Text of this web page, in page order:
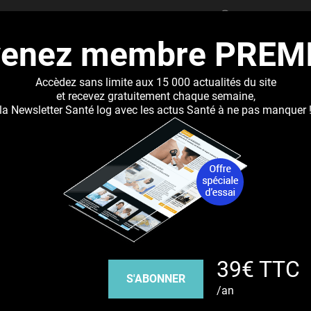
Jump to navigation
RECHERCHER
qui libère des nanoparticules d'argent
Youbute
membre
Accèdez sans limite aux 15 000 actualités du site
et recevez gratuitement chaque semaine,
la Newsletter Santé log avec les actus Santé à ne pas manquer !
S'ABONNER 39€ TTC
/an